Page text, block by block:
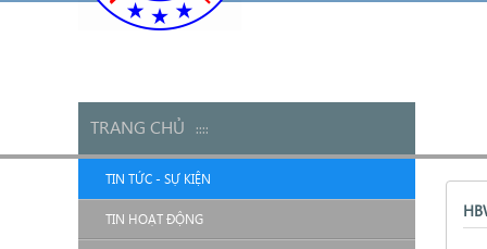
TIN TỨC - SỰ KIỆN
TIN HOẠT ĐỘNG
TRANG CHỦ ::::